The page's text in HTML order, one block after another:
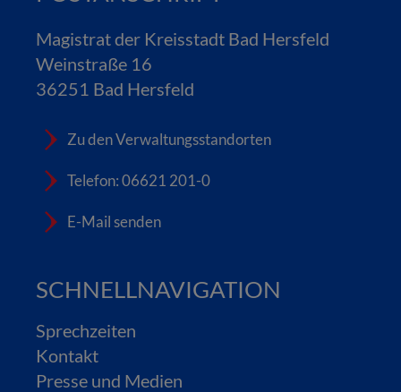
Magistrat der Kreisstadt Bad Hersfeld
Weinstraße 16
36251 Bad Hersfeld
Zu den Verwaltungsstandorten
Telefon: 06621 201-0
E-Mail senden
SCHNELLNAVIGATION
Sprechzeiten
Kontakt
Presse und Medien